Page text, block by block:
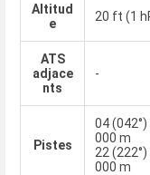
Altitud
e
20 ft (1
ATS
adjace
nts
-
Pistes
04 (042°)
000 m
22 (222°)
000 m